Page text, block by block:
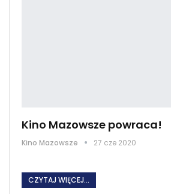
Kino Mazowsze powraca!
Kino Mazowsze 27 cze 2020
CZYTAJ WIĘCEJ...